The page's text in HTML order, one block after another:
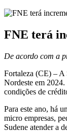
FNE terá
De acordo com a
Fortaleza (CE) – A
Nordeste em
condições de
Para este ano, há
micro empresas,
Sudene atender a